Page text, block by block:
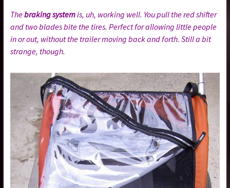
Thebraking systemis, uh, working well. You pull the red shifter
and two blades bite the tires. Perfect for allowing little people
in or out, without the trailer moving back and forth. Still a bit
strange, though.